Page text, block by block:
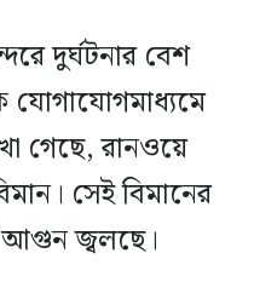
দুর্ঘটনার বেশ
যোগাযোগমাধ্যমে
গেছে, রানওয়ে
সেই বিমানের
জ্বলছে।